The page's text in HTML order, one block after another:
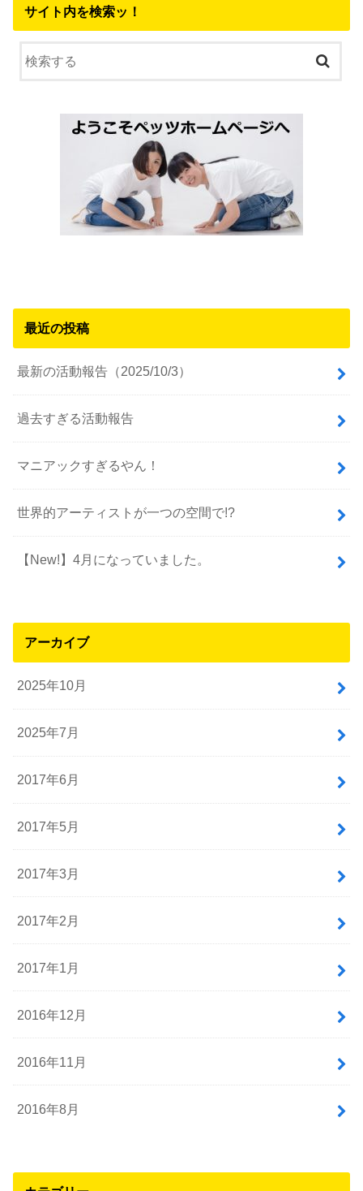
サイト内を検索ッ！
最近の投稿
最新の活動報告（2025/10/3）
過去すぎる活動報告
マニアックすぎるやん！
世界的アーティストが一つの空間で!?
【New!】4月になっていました。
アーカイブ
2025年10月
2025年7月
2017年6月
2017年5月
2017年3月
2017年2月
2017年1月
2016年12月
2016年11月
2016年8月